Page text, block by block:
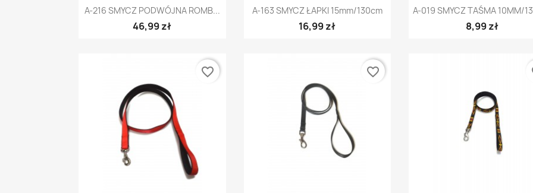
Szybki podgląd
A-216 SMYCZ PODWÓJNA ROMB...
46,99 zł
Szybki podgląd
A-163 SMYCZ ŁAPKI 15mm/130cm
16,99 zł
Szybki podgląd
A-019 SMYCZ TAŚMA 10MM/
8,99 zł
favorite_border favorite_border